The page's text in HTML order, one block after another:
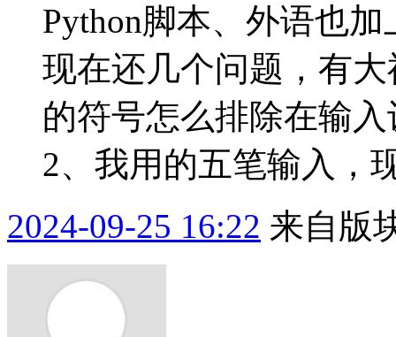
Python脚本、外语也
现在还几个问题，有
的符号怎么排除在输
2、我用的五笔输入，
2024-09-25 16:22 来自版